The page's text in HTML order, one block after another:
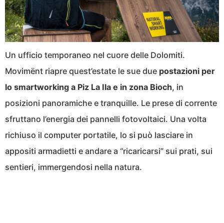
Un ufficio temporaneo nel cuore delle Dolomiti.
Movimënt riapre quest’estate le sue due postazioni per
lo smartworking a Piz La Ila e in zona Bioch, in
posizioni panoramiche e tranquille. Le prese di corrente
sfruttano l’energia dei pannelli fotovoltaici. Una volta
richiuso il computer portatile, lo si può lasciare in
appositi armadietti e andare a “ricaricarsi” sui prati, sui
sentieri, immergendosi nella natura.